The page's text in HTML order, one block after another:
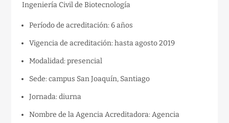
Ingeniería Civil de Biotecnología
Período de acreditación: 6 años
Vigencia de acreditación: hasta agosto 2019
Modalidad: presencial
Sede: campus San Joaquín, Santiago
Jornada: diurna
Nombre de la Agencia Acreditadora: Agencia